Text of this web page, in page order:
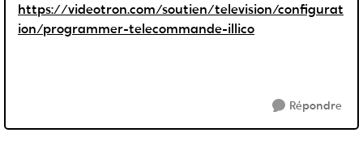
https://videotron.com/soutien/television/configurat
ion/programmer-telecommande-illico
Répondre